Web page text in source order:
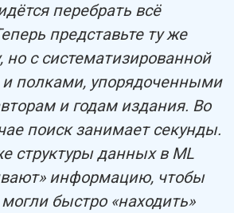
перебрать всё
представьте ту же
но с систематизированной
и полками, упорядоченными
и годам издания. Во
поиск занимает секунды.
структуры данных в ML
информацию, чтобы
быстро «находить»